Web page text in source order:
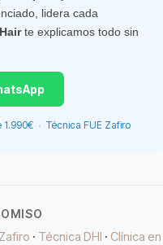
lidera cada
te explicamos todo sin
1.990€ · Técnica FUE Zafiro
· Técnica DHI · Clínica en